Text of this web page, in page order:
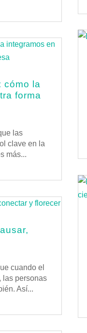
cómo la
forma
las
clave en la
más...
cuando el
las personas
Así...